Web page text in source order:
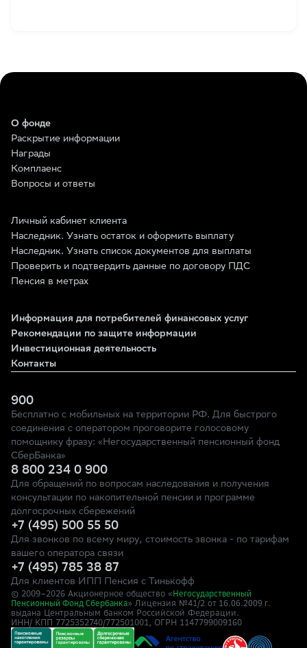
О фонде
Раскрытие информации
Награды
Комплаенс
Вопросы и ответы
Личный кабинет клиента
Наследник. Узнать остаток и оформить выплату
Наследник. Узнать список документов для выплаты
Проверить и подтвердить данные по договору ПДС
Пенсия в метрах
Информация для потребителей финансовых услуг
Рекомендации по защите информации
Инвестиционная деятельность
Контакты
900
Бесплатно с мобильных на территории РФ. Для быстрого
соединения с оператором проговорите голосовому
помощнику фразу: «Негосударственный пенсионный фонд
СберБанка»
8 800 234 0 900
Для обращений по вопросам наследования и получения
консультации по накопительной пенсии и программе
долгосрочных сбережений
+7 (495) 500 55 50
Для звонков по всему миру, стоимость звонка - по тарифам
вашего оператора связи
+7 (495) 785 38 87
Для клиентов ИПП Пенсия с Тинькофф
© 2009–2026 Акционерное общество « Негосударственный
Пенсионный Фонд Сбербанка» Лицензия №41/2 от 16.06.2009 г.
выдана Центральным банком Российской Федерации.
ИНН/ КПП 7725352740/772501001, ОГРН 1147799009160